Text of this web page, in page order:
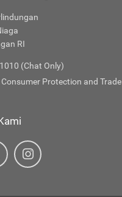
RI
(Chat Only)
Protection and Trade